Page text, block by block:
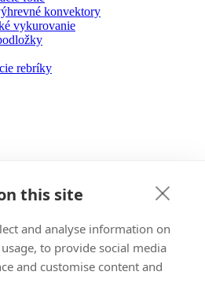
konvektory
vykurovanie
rebríky
this site
and analyse information on
to provide social media
and customise content and